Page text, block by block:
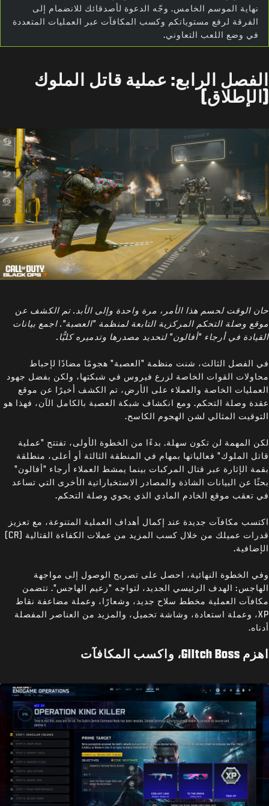
نهاية الموسم الخامس. وجّه الدعوة لأصدقائك للانضمام إلى
الفرقة لرفع مستوياتكم وكسب المكافآت عبر العمليات المتعددة
في وضع اللعب التعاوني.
الفصل الرابع: عملية قاتل الملوك
(الإطلاق)
حان الوقت لحسم هذا الأمر، مرة واحدة وإلى الأبد. تم الكشف عن
موقع وصلة التحكم المركزية التابعة لمنظمة "العصبة". اجمع بيانات
القيادة في أرجاء "أفالون" لتحديد مصدرها وتدميره كليًّا.
في الفصل الثالث، شنت منظمة "العصبة" هجومًا مضادًا لإحباط
محاولات القوات الخاصة لزرع فيروس في شبكتها، ولكن بفضل جهود
العمليات الخاصة والعملاء على الأرض، تم الكشف أخيرًا عن موقع
عقدة وصلة التحكم. ومع انكشاف شبكة العصبة بالكامل الآن، فهذا هو
التوقيت المثالي لشن الهجوم الكاسح.
لكن المهمة لن تكون سهلة. بدءًا من الخطوة الأولى، تفتتح "عملية
قاتل الملوك" فعالياتها بمهام في المنطقة الثالثة أو أعلى، منطلقة
بقمة الإثارة عبر قتال المركبات بينما يمشط العملاء أرجاء "أفالون"
بحثًا عن البيانات الشاذة والمصادر الاستخباراتية الأخرى التي تساعد
في تعقب موقع الخادم المادي الذي يحوي وصلة التحكم.
اكتسب مكافآت جديدة عند إكمال أهداف العملية المتنوعة، مع تعزيز
قدرات عميلك من خلال كسب المزيد من عملات الكفاءة القتالية (CR)
الإضافية.
وفي الخطوة النهائية، احصل على تصريح الوصول إلى مواجهة
الهاجس: الهدف الرئيسي الجديد، لتواجه "زعيم الهاجس". تتضمن
مكافآت العملية مخطط سلاح جديد، وشعارًا، وعملة مضاعفة نقاط
XP، وعملة استعادة، وشاشة تحميل، والمزيد من العناصر المفصلة
أدناه.
اهزم Glitch Boss، واكسب المكافآت